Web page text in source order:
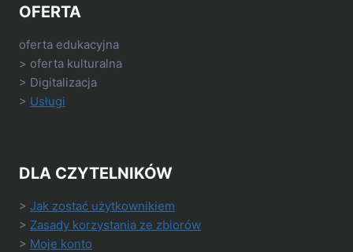
OFERTA
oferta edukacyjna
> oferta kulturalna
> Digitalizacja
> Usługi
DLA CZYTELNIKÓW
> Jak zostać użytkownikiem
> Zasady korzystania ze zbiorów
> Moje konto